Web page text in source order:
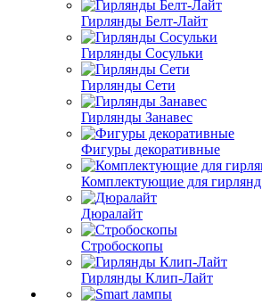
Гирлянды Белт-Лайт
Гирлянды Сосульки
Гирлянды Сети
Гирлянды Занавес
Фигуры декоративные
Комплектующие для гирлянд
Дюралайт
Стробоскопы
Гирлянды Клип-Лайт